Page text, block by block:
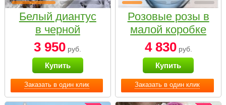
Заказать в один клик
Белый диантус
в черной
коробке Small
3 950 руб.
Купить
Заказать в один клик
Розовые розы в
малой коробке
4 830руб.
Купить